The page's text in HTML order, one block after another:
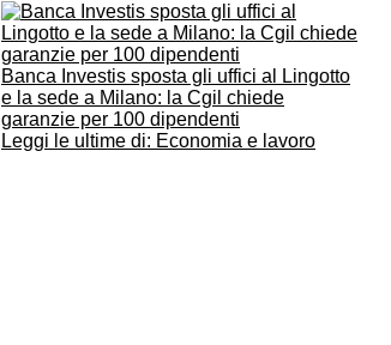
Banca Investis sposta gli uffici al Lingotto
e la sede a Milano: la Cgil chiede
garanzie per 100 dipendenti
Leggi le ultime di: Economia e lavoro